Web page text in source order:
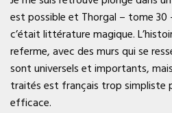
est possible et Thorgal – tome 30
c’était littérature magique.
referme, avec des murs qui se
sont universels et importants,
traités est français trop simpliste
efficace.